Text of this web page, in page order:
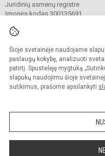
Šioje svetainėje naudojame
paslaugų kokybę, analizuoti
patirtį. Spustelėję mygtuką
slapukų naudojimu šioje
sutikimus, prašome apsilankyti
Juridinių asmenų registre
Įmonės kodas 300135691
© 2022. Visagino
Kopijuoti turinį be raštiško
Prieinamumo
Sumanus būdas atnaujinti